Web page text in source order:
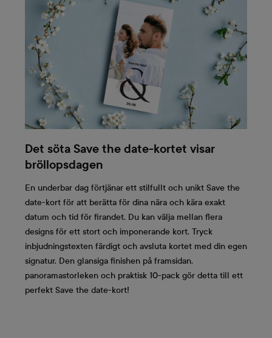
Det söta Save the date-kortet visar
bröllopsdagen
En underbar dag förtjänar ett stilfullt och unikt Save the
date-kort för att berätta för dina nära och kära exakt
datum och tid för firandet. Du kan välja mellan flera
designs för ett stort och imponerande kort. Tryck
inbjudningstexten färdigt och avsluta kortet med din egen
signatur. Den glansiga finishen på framsidan,
panoramastorleken och praktisk 10-pack gör detta till ett
perfekt Save the date-kort!